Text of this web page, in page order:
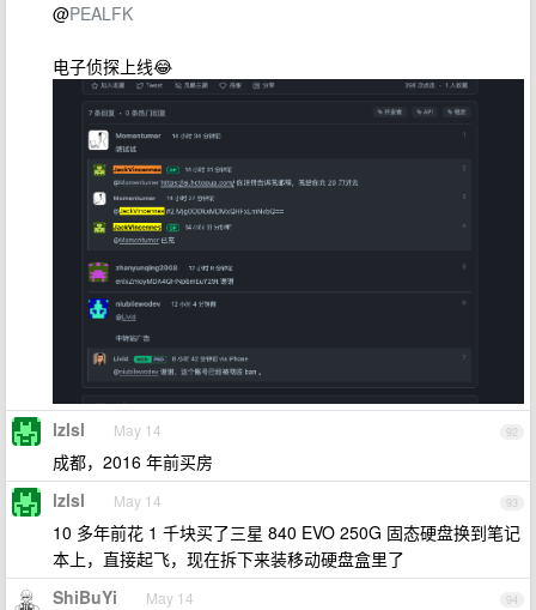
@PEALFK
电子侦探上线😂
92
lzlsl May 14
成都，2016 年前买房
93
lzlsl May 14
10 多年前花 1 千块买了三星 840 EVO 250G 固态硬盘换到笔记
本上，直接起飞，现在拆下来装移动硬盘盒里了
94
ShiBuYi May 14